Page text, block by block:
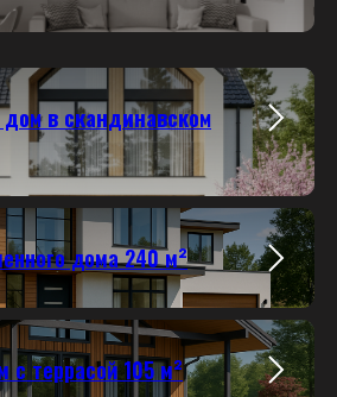
в скандинавском
дома 240 м²
с террасой 105 м²